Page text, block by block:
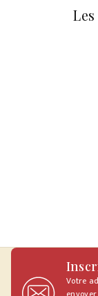
Votre